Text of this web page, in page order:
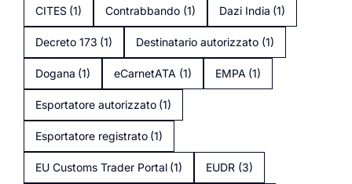
CITES (1) Contrabbando (1) Dazi India (1)
Decreto 173 (1) Destinatario autorizzato (1)
Dogana (1) eCarnetATA (1) EMPA (1)
Esportatore autorizzato (1)
Esportatore registrato (1)
EU Customs Trader Portal (1) EUDR (3)